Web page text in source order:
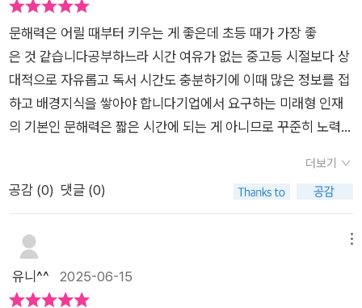
시키는 건 옳지 않다는거지요. 그렇기에 전 이번 도서인 [친절한
정치 신문]이 정말 마음에 들기도 했어요.50가지의 정치와 민주
주의, 나라 살림을 꾸리는 대통령과 정부, 국민을 대표하는 국회,
옳고 그름을 판단하는 법원, 생활 속의 정치와 외교까지 정치를
폭넓게 학습할 수 있는 정보가 있어요.저는 아이들이 처음 정치를
어렵게만이 아니라, 어른들의 잣대로 한쪽에 치우치는 것이 아니
알아갑니다수록된 기사는 어린이 미래 교육을 위해 연구하는초
등학교 선생님들이 직접 기사를 쓰고 초등학생이꼭 알아야 할 교
과서 속 필수 정치 개념으로 구성되요어희, 내용이해, 글쓰기까지
단계별 문제를풀어보면서 지식도 다져보고 문해력도 UP기사에
서 보았던 내용으로 어휘를 빈칸에 채워보고본문의 내용을 한 문
장으로 요약해요 권한대행에대한 주제로 상황에따른 나의 생각
을 써보아요정치톡톡의 대화형으로 정치지식도 넓혀봅니다친절
게 해주고 곧 나아가 세상을이해하는 첫 걸음이 되어요 아이의 시
선에서 쉽게 설명해주어 정치를 통해 우리의 권리와 의무를 알게
되요
문해력은 어릴 때부터 키우는 게 좋은데 초등 때가 가장 좋
은 것 같습니다공부하느라 시간 여유가 없는 중고등 시절보다 상
대적으로 자유롭고 독서 시간도 충분하기에 이때 많은 정보를 접
하고 배경지식을 쌓아야 합니다기업에서 요구하는 미래형 인재
의 기본인 문해력은 짧은 시간에 되는 게 아니므로 꾸준히 노력하
아들이고 이해하며 사고력을 확장시켜야 합니다아이들에게 중요
한 독서는 많은 것을 가져다줍니다다양한 사고와 분석으로 생각
로 살아가는 지혜와 교훈을 주며 보다 나은 미래를 만드
는 데 큰 힘이 됩니다어휘력이 풍부할수록 생각의 범위가 넓어지
고 자신의 생각과 의견을 논리적이고 독창적으로 표현할 수 있습
더보기
공감 (0) 댓글 (0)
유니^^ 2025-06-15